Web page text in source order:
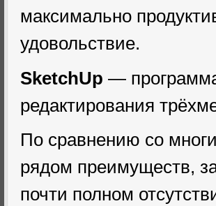
максимально
удовольствие.
SketchUp —
редактирования
По сравнению со
рядом преимуществ,
почти полном